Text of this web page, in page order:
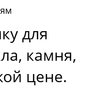
для
камня,
цене.